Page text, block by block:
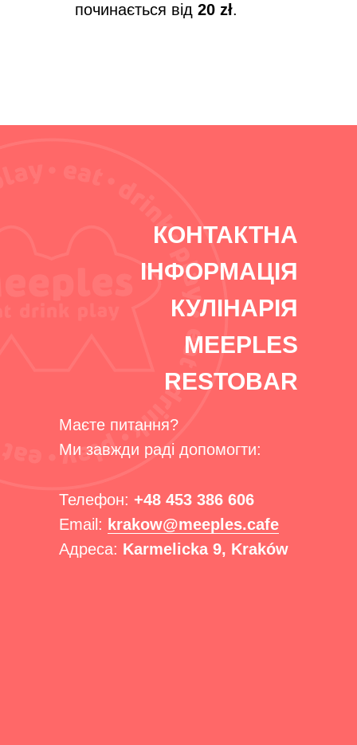
починається від 20 zł.
КОНТАКТНА
ІНФОРМАЦІЯ
КУЛІНАРІЯ
MEEPLES
RESTOBAR
Телефон: +48 453 386 606
Email: krakow@meeples.cafe
Адреса: Karmelicka 9, Kraków
Маєте питання?
Ми завжди раді допомогти: